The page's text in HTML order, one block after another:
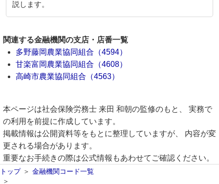
説します。
関連する金融機関の支店・店番一覧
多野藤岡農業協同組合（4594）
甘楽富岡農業協同組合（4608）
高崎市農業協同組合（4563）
本ページは社会保険労務士 来田 和朝の監修のもと、 実務で
の利用を前提に作成しています。
掲載情報は公開資料等をもとに整理していますが、 内容が変
更される場合があります。
重要なお手続きの際は公式情報もあわせてご確認ください。
トップ 金融機関コード一覧